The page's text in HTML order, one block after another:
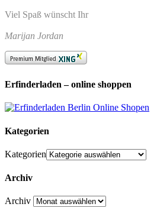
Viel Spaß wünscht Ihr
Marijan Jordan
Erfinderladen – online shoppen
Kategorien
Kategorien
Archiv
Archiv